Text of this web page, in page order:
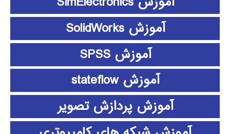
آموزش SolidWorks
آموزش SPSS
آموزش stateflow
آموزش پردازش تصویر